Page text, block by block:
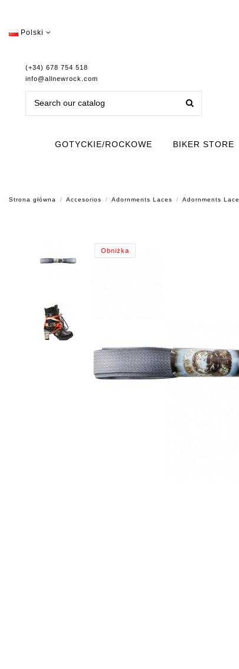
Polski
(+34) 678 754 518
info@allnewrock.com
GOTYCKIE/ROCKOWE BIKER STORE
Strona główna Accesorios Adornments Laces Adornments
Obniżka